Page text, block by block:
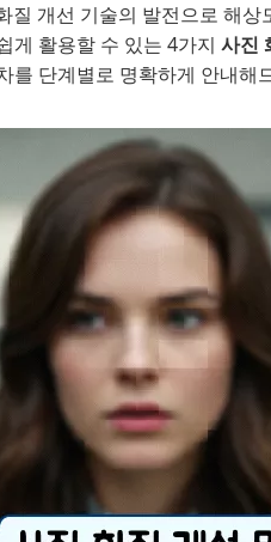
질 개선 기술의 발전으로 해
게 활용할 수 있는 4가지 사진
를 단계별로 명확하게 안내해